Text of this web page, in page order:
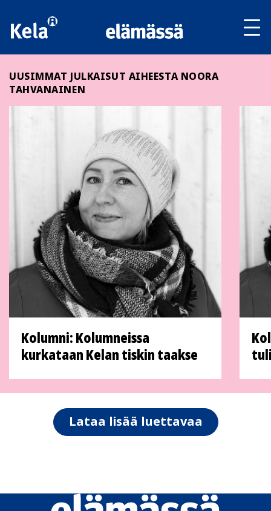
UUSIMMAT JULKAISUT AIHEESTA NOORA
TAHVANAINEN
Kolumni: Kolumneissa
kurkataan Kelan tiskin taakse
Lataa lisää luettavaa
Elämässä